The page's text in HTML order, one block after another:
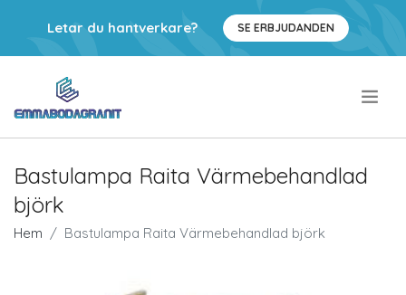
Letar du hantverkare? SE ERBJUDANDEN
Bastulampa Raita Värmebehandlad
björk
Hem Bastulampa Raita Värmebehandlad björk